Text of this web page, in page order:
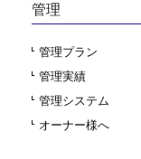
管理
管理プラン
管理実績
管理システム
オーナー様へ